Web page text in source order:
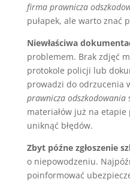
firma prawnicza
pułapek, ale warto znać
Niewłaściwa
problemem. Brak zdjęć
protokole policji lub
prowadzi do odrzucenia
prawnicza odszkodowania
materiałów już na
uniknąć błędów.
Zbyt późne zgłoszenie
o niepowodzeniu.
poinformować